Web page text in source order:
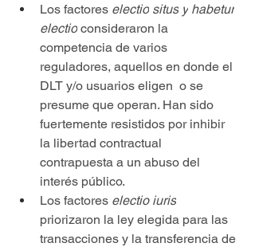
Los factores electio situs y habetur
electio consideraron la
competencia de varios
reguladores, aquellos en donde el
DLT y/o usuarios eligen  o se
presume que operan. Han sido
fuertemente resistidos por inhibir
la libertad contractual
contrapuesta a un abuso del
interés público.
Los factores electio iuris
priorizaron la ley elegida para las
transacciones y la transferencia de